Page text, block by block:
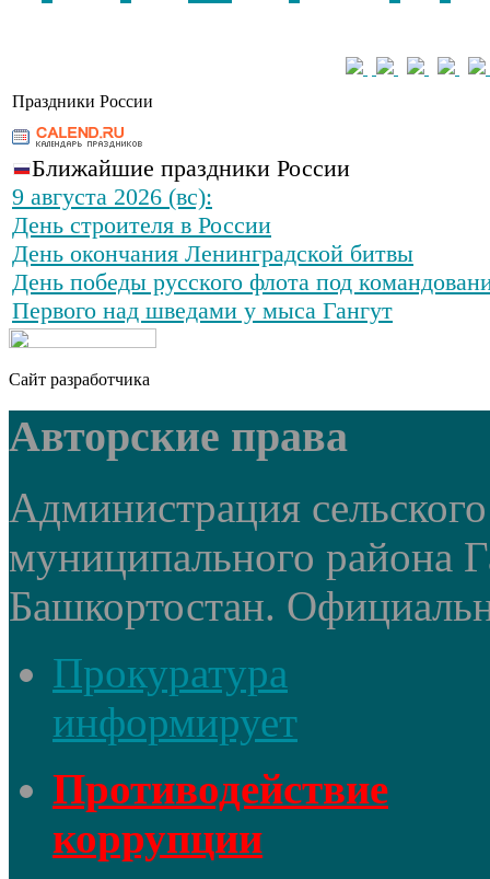
Праздники России
Ближайшие праздники России
9 августа 2026 (вс):
День строителя в России
День окончания Ленинградской битвы
День победы русского флота под
Первого над шведами у мыса Гангут
Сайт разработчика
Авторские права
Администрация
муниципального района
Башкортостан.
Прокуратура
информирует
Противодействие
коррупции